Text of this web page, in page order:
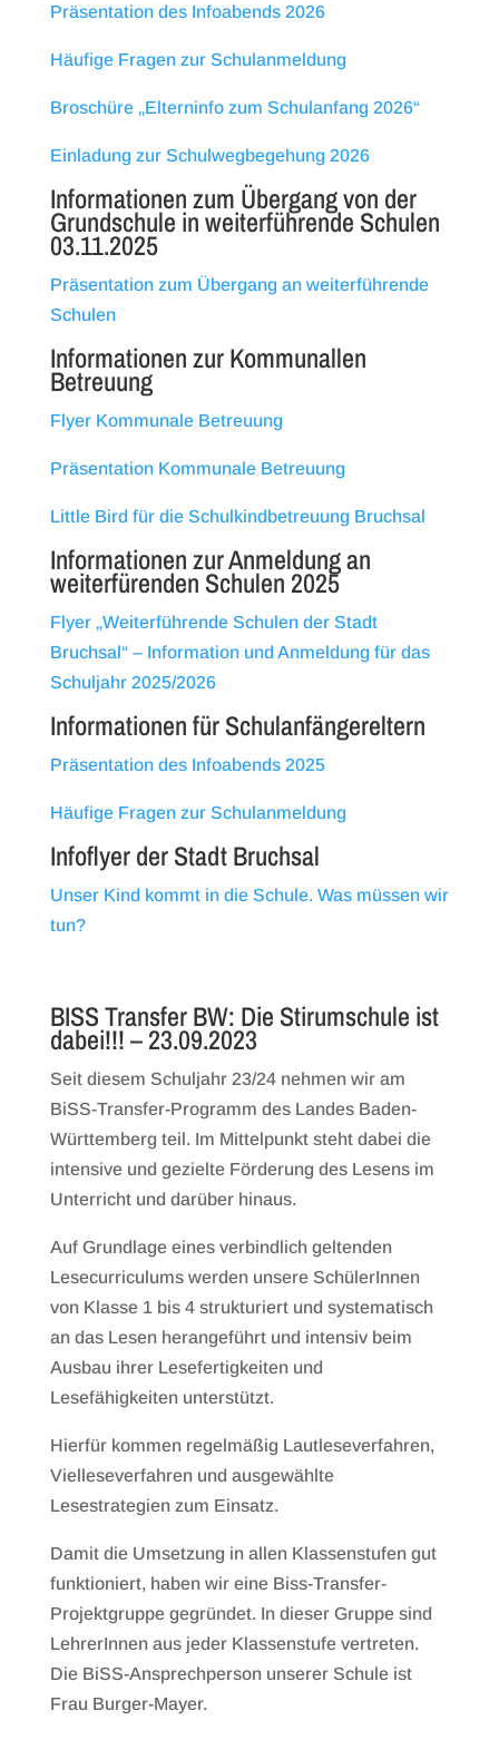
Präsentation des Infoabends 2026
Häufige Fragen zur Schulanmeldung
Broschüre „Elterninfo zum Schulanfang 2026“
Einladung zur Schulwegbegehung 2026
Informationen zum Übergang von der
Grundschule in weiterführende Schulen
03.11.2025
Präsentation zum Übergang an weiterführende
Schulen
Informationen zur Kommunallen
Betreuung
Flyer Kommunale Betreuung
Präsentation Kommunale Betreuung
Little Bird für die Schulkindbetreuung Bruchsal
Informationen zur Anmeldung an
weiterfürenden Schulen 2025
Flyer „Weiterführende Schulen der Stadt
Bruchsal“ – Information und Anmeldung für das
Schuljahr 2025/2026
Informationen für Schulanfängereltern
Präsentation des Infoabends 2025
Häufige Fragen zur Schulanmeldung
Infoflyer der Stadt Bruchsal
Unser Kind kommt in die Schule. Was müssen wir
tun?
BISS Transfer BW: Die Stirumschule ist
dabei!!! – 23.09.2023
Seit diesem Schuljahr 23/24 nehmen wir am
BiSS-Transfer-Programm des Landes Baden-
Württemberg teil. Im Mittelpunkt steht dabei die
intensive und gezielte Förderung des Lesens im
Unterricht und darüber hinaus.
Auf Grundlage eines verbindlich geltenden
Lesecurriculums werden unsere SchülerInnen
von Klasse 1 bis 4 strukturiert und systematisch
an das Lesen herangeführt und intensiv beim
Ausbau ihrer Lesefertigkeiten und
Lesefähigkeiten unterstützt.
Hierfür kommen regelmäßig Lautleseverfahren,
Vielleseverfahren und ausgewählte
Lesestrategien zum Einsatz.
Damit die Umsetzung in allen Klassenstufen gut
funktioniert, haben wir eine Biss-Transfer-
Projektgruppe gegründet. In dieser Gruppe sind
LehrerInnen aus jeder Klassenstufe vertreten.
Die BiSS-Ansprechperson unserer Schule ist
Frau Burger-Mayer.